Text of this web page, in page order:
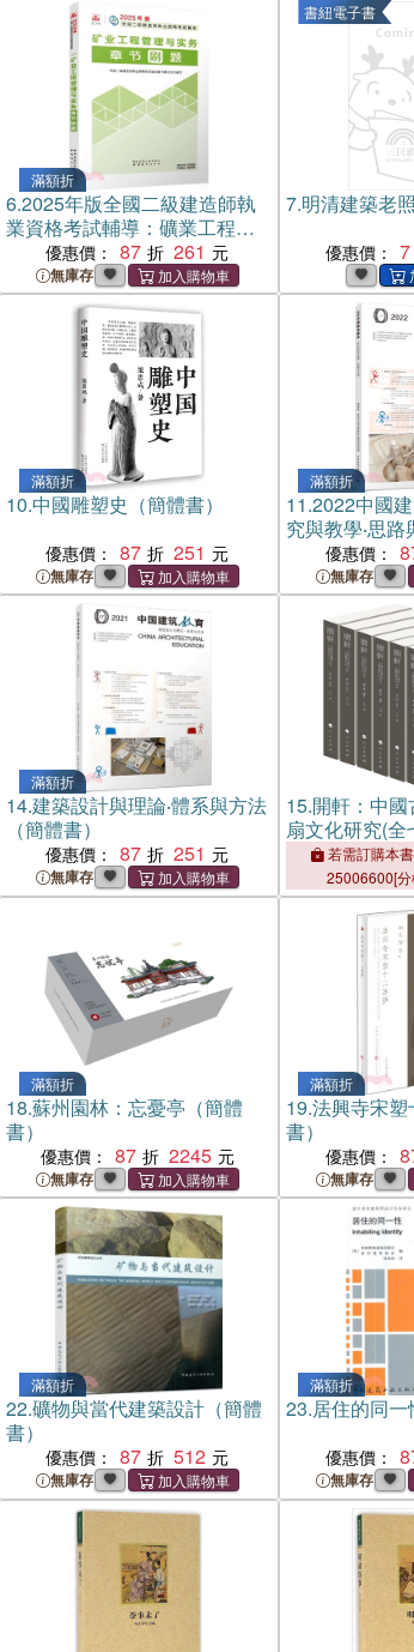
滿額折
6.2025年版全國二級建造師執
業資格考試輔導：礦業工程管
理與實務章節刷題（簡體書）
優惠價： 87 261
無庫存
書紐電子書
7.明清建築老
優惠價： 7
滿額折
10.中國雕塑史（簡體書）
優惠價： 87 251
無庫存
滿額折
11.2022中國
究與教學‧思
優惠價：
無庫存
滿額折
14.建築設計與理論‧體系與方法
（簡體書）
優惠價： 87 251
無庫存
15.開軒：中
扇文化研究(全
若需訂購本
25006600[分
滿額折
18.蘇州園林：忘憂亭（簡體
書）
優惠價： 87 2245
無庫存
滿額折
19.法興寺宋
書）
優惠價：
無庫存
滿額折
22.礦物與當代建築設計（簡體
書）
優惠價： 87 512
無庫存
滿額折
23.居住的同一
優惠價：
無庫存